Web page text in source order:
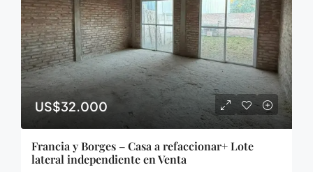
US$32.000
Francia y Borges – Casa a refaccionar+ Lote
lateral independiente en Venta